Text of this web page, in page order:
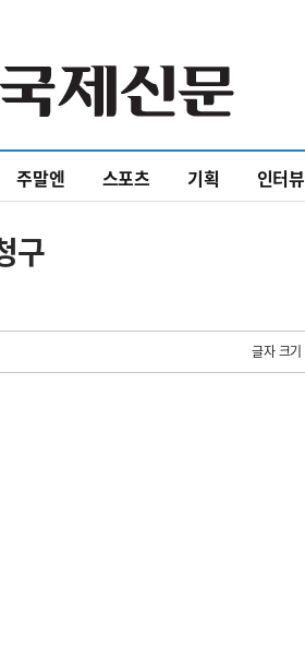
주말엔 스포츠 기획 인터뷰
구
글자 크기